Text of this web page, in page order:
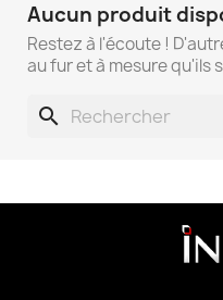
Aucun produit
Restez à l'écoute !
au fur et à mesure qu'ils
search